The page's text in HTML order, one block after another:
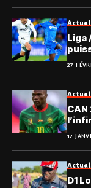
Liga
27
12
D1